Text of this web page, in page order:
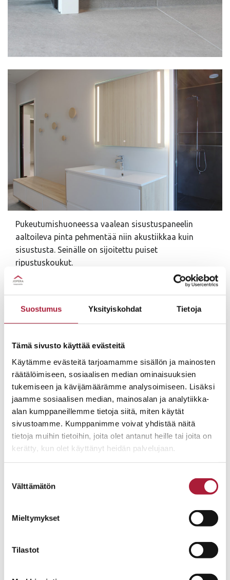
Suostumus Yksityiskohdat Tietoja
Tämä sivusto käyttää evästeitä
Käytämme evästeitä tarjoamamme sisällön ja mainosten
räätälöimiseen, sosiaalisen median ominaisuuksien
tukemiseen ja kävijämäärämme analysoimiseen. Lisäksi
jaamme sosiaalisen median, mainosalan ja analytiikka-
alan kumppaneillemme tietoja siitä, miten käytät
sivustoamme. Kumppanimme voivat yhdistää näitä
tietoja muihin tietoihin, joita olet antanut heille tai joita on
kerätty, kun olet käyttänyt heidän palvelujaan.
valinta
Välttämätön
Mieltymykset
Tilastot
Pukeutumishuoneessa vaalean sisustuspaneelin
aaltoileva pinta pehmentää niin akustiikkaa kuin
sisustusta. Seinälle on sijoitettu puiset
ripustuskoukut.